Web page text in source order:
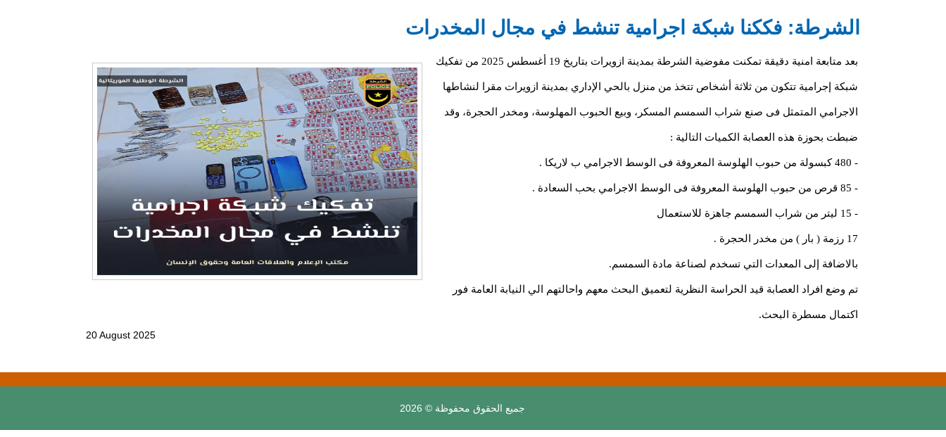
الشرطة: فككنا شبكة اجرامية تنشط في مجال المخدرات
بعد متابعة امنية دقيقة تمكنت مفوضية الشرطة بمدينة ازويرات بتاريخ 19 أغسطس 2025 من تفكيك
شبكة إجرامية تتكون من ثلاثة أشخاص تتخذ من منزل بالحي الإداري بمدينة ازويرات مقرا لنشاطها
الاجرامي المتمثل فى صنع شراب السمسم المسكر، وبيع الحبوب المهلوسة، ومخدر الحجرة، وقد
ضبطت بحوزة هذه العصابة الكميات التالية :
- 480 كبسولة من حبوب الهلوسة المعروفة فى الوسط الاجرامي ب لاريكا .
- 85 قرص من حبوب الهلوسة المعروفة فى الوسط الاجرامي بحب السعادة .
- 15 ليتر من شراب السمسم جاهزة للاستعمال
17 رزمة ( بار ) من مخدر الحجرة .
بالاضافة إلى المعدات التي تسخدم لصناعة مادة السمسم.
تم وضع افراد العصابة قيد الحراسة النظرية لتعميق البحث معهم واحالتهم الي النيابة العامة فور
اكتمال مسطرة البحث.
20 August 2025
جميع الحقوق محفوظة © 2026